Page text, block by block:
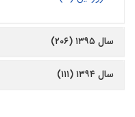
سال ۱۳۹۵ (۲۰۶)
سال ۱۳۹۴ (۱۱۱)